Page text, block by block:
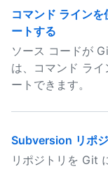
コマンド ライン
ートする
ソース コードが
は、コマンド ラ
ートできます。
Subversion リポ
リポジトリを Git